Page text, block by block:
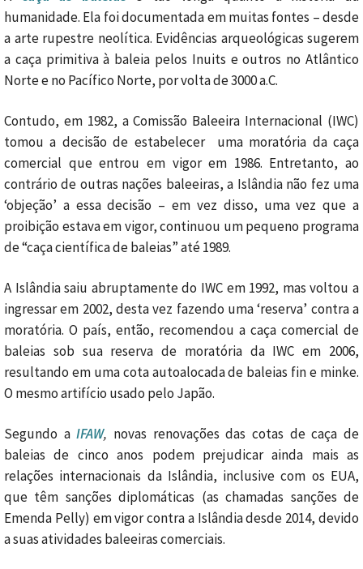
humanidade. Ela foi documentada em muitas fontes – desde
a arte rupestre neolítica. Evidências arqueológicas sugerem
a caça primitiva à baleia pelos Inuits e outros no Atlântico
Norte e no Pacífico Norte, por volta de 3000 a.C.
Contudo, em 1982, a Comissão Baleeira Internacional (IWC)
tomou a decisão de estabelecer uma moratória da caça
comercial que entrou em vigor em 1986. Entretanto, ao
contrário de outras nações baleeiras, a Islândia não fez uma
‘objeção’ a ​​essa decisão – em vez disso, uma vez que a
proibição estava em vigor, continuou um pequeno programa
de “caça científica de baleias” até 1989.
A Islândia saiu abruptamente do IWC em 1992, mas voltou a
ingressar em 2002, desta vez fazendo uma ‘reserva’ contra a
moratória. O país, então, recomendou a caça comercial de
baleias sob sua reserva de moratória da IWC em 2006,
resultando em uma cota autoalocada de baleias fin e minke.
O mesmo artifício usado pelo Japão.
Segundo aIFAW, novas renovações das cotas de caça de
baleias de cinco anos podem prejudicar ainda mais as
relações internacionais da Islândia, inclusive com os EUA,
que têm sanções diplomáticas (as chamadas sanções de
Emenda Pelly) em vigor contra a Islândia desde 2014, devido
a suas atividades baleeiras comerciais.